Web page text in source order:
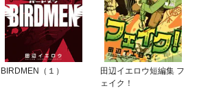
BIRDMEN（１）
田辺イエロウ短編集 フ
ェイク！